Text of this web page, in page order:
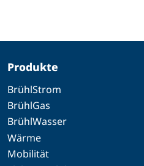
Produkte
BrühlStrom
BrühlGas
BrühlWasser
Wärme
Mobilität